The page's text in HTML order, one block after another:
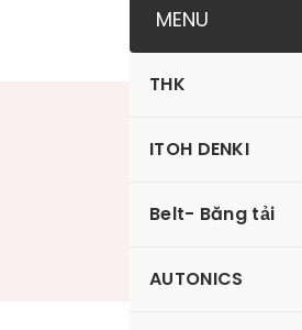
MENU
THK
ITOH DENKI
Belt- Băng tải
AUTONICS
Nấm